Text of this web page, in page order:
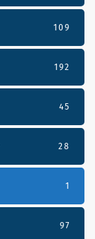
109
192
45
28
1
97